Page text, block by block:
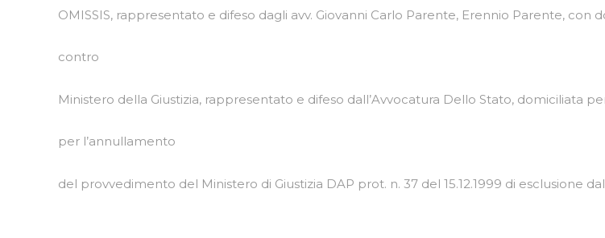
OMISSIS, rappresentato e difeso dagli avv. Giovanni Carlo Parente, Erennio Parente, con
contro
Ministero della Giustizia, rappresentato e difeso dall’Avvocatura Dello Stato, domiciliata
per l’annullamento
del provvedimento del Ministero di Giustizia DAP prot. n. 37 del 15.12.1999 di esclusione